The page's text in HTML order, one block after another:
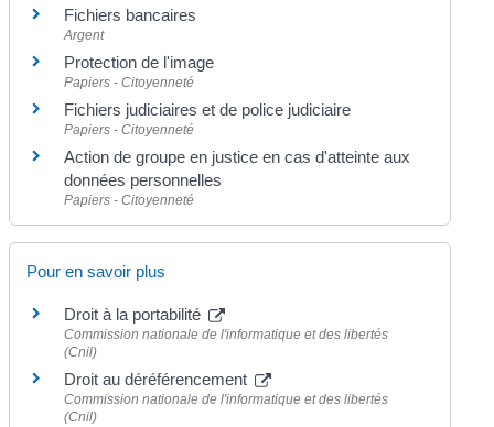
Fichiers bancaires
Argent
Protection de l'image
Papiers - Citoyenneté
Fichiers judiciaires et de police judiciaire
Papiers - Citoyenneté
Action de groupe en justice en cas d'atteinte aux
données personnelles
Papiers - Citoyenneté
Pour en savoir plus
Droit à la portabilité
Commission nationale de l'informatique et des libertés
(Cnil)
Droit au déréférencement
Commission nationale de l'informatique et des libertés
(Cnil)